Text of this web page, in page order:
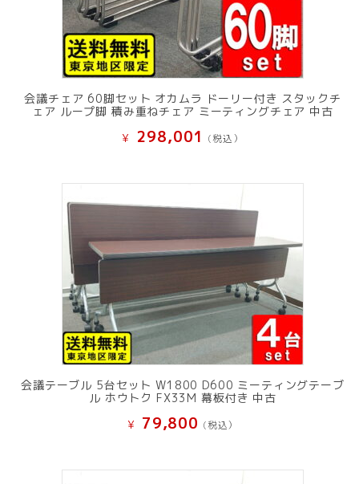
会議チェア 60脚セット オカムラ ドーリー付き スタックチ
ェア ループ脚 積み重ねチェア ミーティングチェア 中古
¥ 298,001 (税込）
会議テーブル 5台セット W1800 D600 ミーティングテーブ
ル ホウトク FX33M 幕板付き 中古
¥ 79,800 (税込）